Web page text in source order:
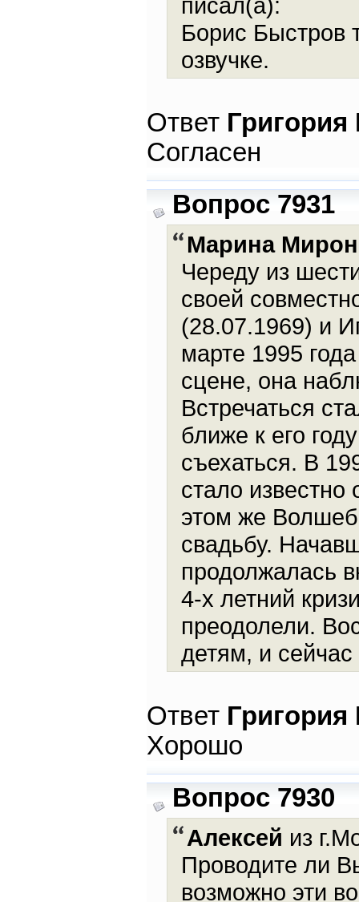
писал(а):
Борис Быстров
озвучке.
Ответ
Согласен
Вопрос 7931
Марина
Череду из
своей
(28.07.1969) и
марте 1995
сцене, она
Встречаться
ближе к его
съехаться. В
стало
этом же
свадьбу.
продолжалась
4-х летний
преодолели.
детям, и сейчас
Ответ
Хорошо
Вопрос 7930
Алексей из
Проводите ли
возможно эти